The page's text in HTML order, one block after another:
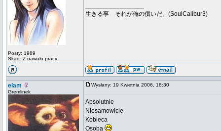
Posty: 1989
Skąd: Z nawału pracy.
生きる事 それが俺の償いだ。(SoulCalibur3)
elam
Gremlinek
Wysłany: 19 Kwietnia 2006, 18:30
Absolutnie
Niesamowicie
Kobieca
Osoba